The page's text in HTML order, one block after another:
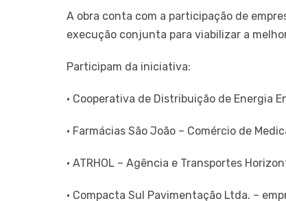
A obra conta com a participação de
execução conjunta para viabilizar a
Participam da iniciativa:
• Cooperativa de Distribuição de Energia
• Farmácias São João – Comércio de
• ATRHOL – Agência e Transportes
• Compacta Sul Pavimentação Ltda. –